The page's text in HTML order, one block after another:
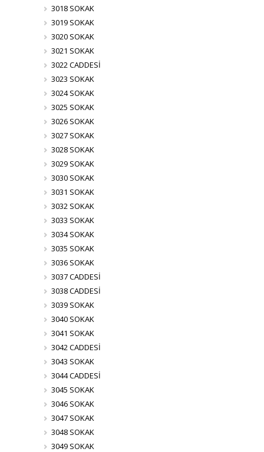
3018 SOKAK
3019 SOKAK
3020 SOKAK
3021 SOKAK
3022 CADDESİ
3023 SOKAK
3024 SOKAK
3025 SOKAK
3026 SOKAK
3027 SOKAK
3028 SOKAK
3029 SOKAK
3030 SOKAK
3031 SOKAK
3032 SOKAK
3033 SOKAK
3034 SOKAK
3035 SOKAK
3036 SOKAK
3037 CADDESİ
3038 CADDESİ
3039 SOKAK
3040 SOKAK
3041 SOKAK
3042 CADDESİ
3043 SOKAK
3044 CADDESİ
3045 SOKAK
3046 SOKAK
3047 SOKAK
3048 SOKAK
3049 SOKAK